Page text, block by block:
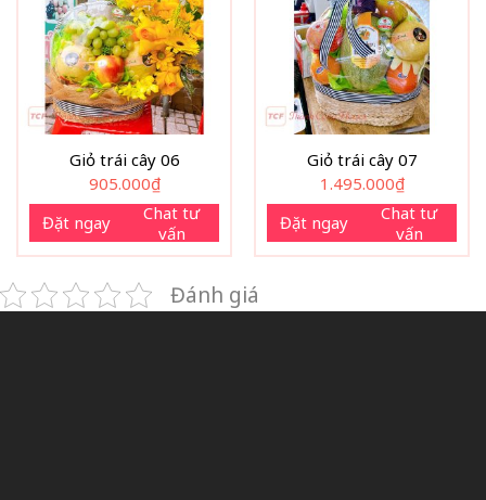
Giỏ trái cây 06
905.000₫
Đặt ngay
Chat tư
vấn
Giỏ trái cây 07
1.495.000₫
Đặt ngay
Chat tư
vấn
Đánh giá